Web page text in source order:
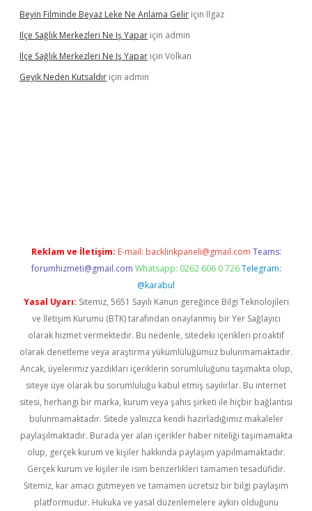
Beyin Filminde Beyaz Leke Ne Anlama Gelir için Ilgaz
Ilçe Sağlık Merkezleri Ne Iş Yapar için admin
Ilçe Sağlık Merkezleri Ne Iş Yapar için Volkan
Geyik Neden Kutsaldır için admin
Reklam ve İletişim: E-mail: backlinkpaneli@gmail.com Teams:
forumhizmeti@gmail.com Whatsapp: 0262 606 0 726 Telegram:
@karabul
Yasal Uyarı: Sitemiz, 5651 Sayılı Kanun gereğince Bilgi Teknolojileri
ve İletişim Kurumu (BTK) tarafından onaylanmış bir Yer Sağlayıcı
olarak hizmet vermektedir. Bu nedenle, sitedeki içerikleri proaktif
olarak denetleme veya araştırma yükümlülüğümüz bulunmamaktadır.
Ancak, üyelerimiz yazdıkları içeriklerin sorumluluğunu taşımakta olup,
siteye üye olarak bu sorumluluğu kabul etmiş sayılırlar. Bu internet
sitesi, herhangi bir marka, kurum veya şahıs şirketi ile hiçbir bağlantısı
bulunmamaktadır. Sitede yalnızca kendi hazırladığımız makaleler
paylaşılmaktadır. Burada yer alan içerikler haber niteliği taşımamakta
olup, gerçek kurum ve kişiler hakkında paylaşım yapılmamaktadır.
Gerçek kurum ve kişiler ile isim benzerlikleri tamamen tesadüfidir.
Sitemiz, kar amacı gütmeyen ve tamamen ücretsiz bir bilgi paylaşım
platformudur. Hukuka ve yasal düzenlemelere aykırı olduğunu